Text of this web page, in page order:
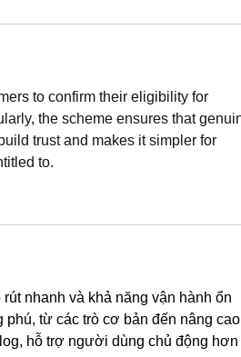
to confirm their eligibility for
the scheme ensures that
trust and makes it simpler for
to.
nhanh và khả năng vận hành ổn
từ các trò cơ bản đến nâng
hỗ trợ người dùng chủ động hơn